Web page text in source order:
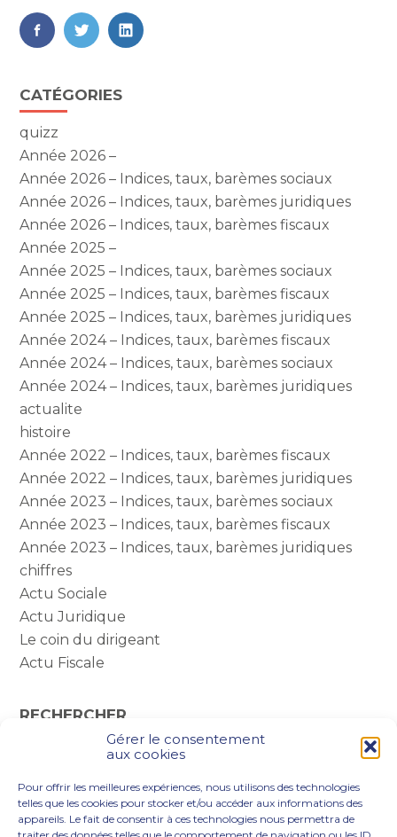
Gérer le consentement
aux cookies
Pour offrir les meilleures expériences, nous utilisons des technologies
telles que les cookies pour stocker et/ou accéder aux informations des
appareils. Le fait de consentir à ces technologies nous permettra de
FaceBook
TwitterLinkedIn
Blog
sidebar
CATÉGORIES
quizz
Année 2026 –
Année 2026 – Indices, taux, barèmes sociaux
Année 2026 – Indices, taux, barèmes juridiques
Année 2026 – Indices, taux, barèmes fiscaux
Année 2025 –
Année 2025 – Indices, taux, barèmes sociaux
Année 2025 – Indices, taux, barèmes fiscaux
Année 2025 – Indices, taux, barèmes juridiques
Année 2024 – Indices, taux, barèmes fiscaux
Année 2024 – Indices, taux, barèmes sociaux
Année 2024 – Indices, taux, barèmes juridiques
actualite
histoire
Année 2022 – Indices, taux, barèmes fiscaux
Année 2022 – Indices, taux, barèmes juridiques
Année 2023 – Indices, taux, barèmes sociaux
Année 2023 – Indices, taux, barèmes fiscaux
Année 2023 – Indices, taux, barèmes juridiques
chiffres
Actu Sociale
Actu Juridique
Le coin du dirigeant
Actu Fiscale
RECHERCHER
Rechercher :